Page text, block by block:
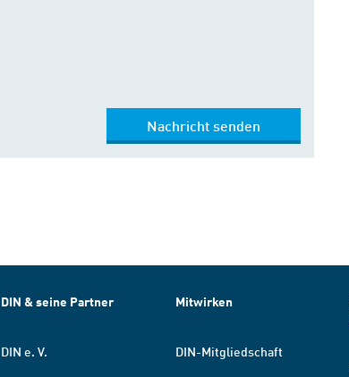
Nachricht senden
DIN & seine Partner
DIN e. V.
Mitwirken
DIN-Mitgliedschaft